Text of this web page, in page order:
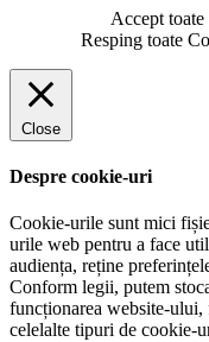
Accept
Resping toate
Close
Despre cookie-uri
Cookie-urile sunt mici
urile web pentru a face
audiența, reține
Conform legii, putem
funcționarea website-ului,
celelalte tipuri de cookie-